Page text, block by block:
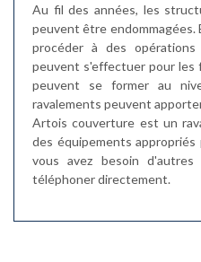
Au fil des années, les
peuvent être
procéder à des
peuvent s'effectuer pour les
peuvent se former au
ravalements peuvent
Artois couverture est un
des équipements
vous avez besoin
téléphoner directement.